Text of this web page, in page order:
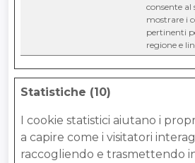
consente al
mostrare i
pertinenti
regione e
Statistiche (10)
I cookie statistici aiutano i
a capire come i visitatori
raccogliendo e trasmettendo